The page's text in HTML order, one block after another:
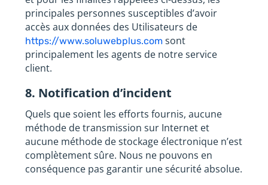
principales personnes susceptibles d’avoir
accès aux données des Utilisateurs de
https://www.soluwebplus.com sont
principalement les agents de notre service
client.
8. Notification d’incident
Quels que soient les efforts fournis, aucune
méthode de transmission sur Internet et
aucune méthode de stockage électronique n’est
complètement sûre. Nous ne pouvons en
conséquence pas garantir une sécurité absolue.